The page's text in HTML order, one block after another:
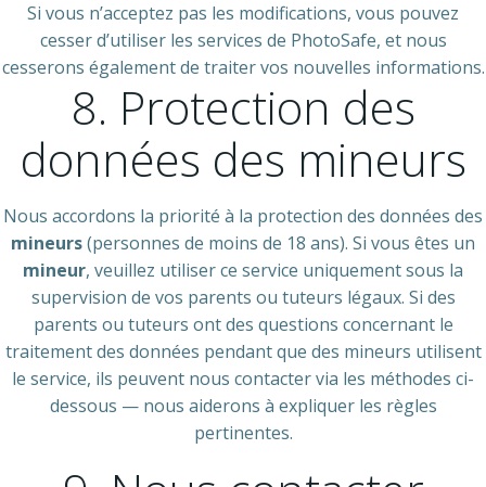
Si vous n’acceptez pas les modifications, vous pouvez
cesser d’utiliser les services de PhotoSafe, et nous
cesserons également de traiter vos nouvelles informations.
8. Protection des
données des mineurs
Nous accordons la priorité à la protection des données des
mineurs(personnes de moins de 18 ans). Si vous êtes un
mineur, veuillez utiliser ce service uniquement sous la
supervision de vos parents ou tuteurs légaux. Si des
parents ou tuteurs ont des questions concernant le
traitement des données pendant que des mineurs utilisent
le service, ils peuvent nous contacter via les méthodes ci-
dessous — nous aiderons à expliquer les règles
pertinentes.